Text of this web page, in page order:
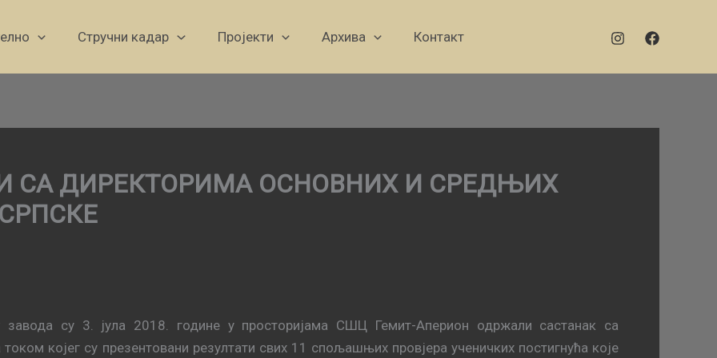
Стручни кадар Пројекти Архива Контакт
СА ДИРЕКТОРИМА ОСНОВНИХ И СРЕДЊИХ
завода су 3. јула 2018. године у просторијама СШЦ Гемит-Аперион одржали састанак са
којег су презентовани резултати свих 11 спољашњих провјера ученичких постигнућа које